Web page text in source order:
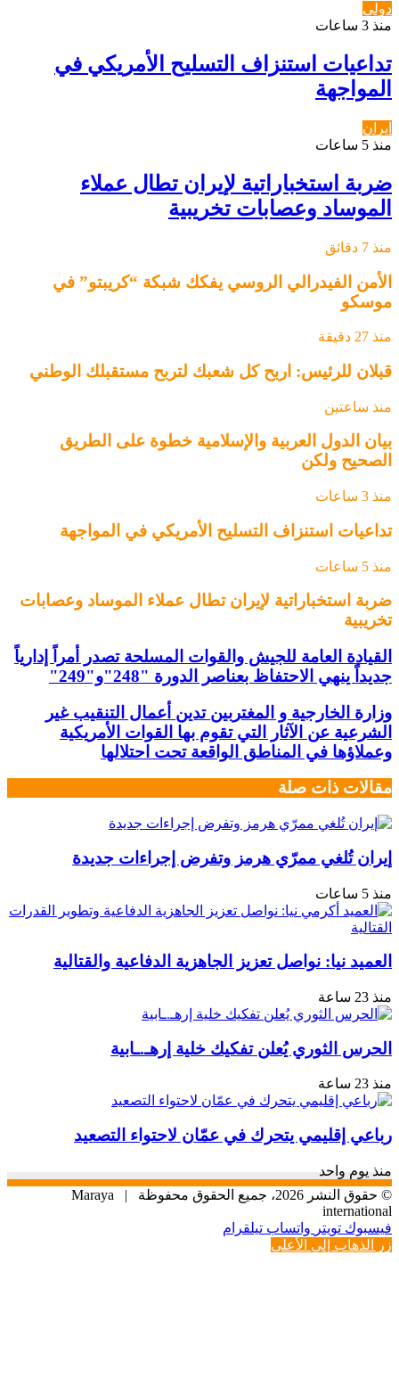
دولي
منذ 3 ساعات
تداعيات استنزاف التسليح الأمريكي في
المواجهة
ايران
منذ 5 ساعات
ضربة استخباراتية لإيران تطال عملاء
الموساد وعصابات تخريبية
منذ 7 دقائق
الأمن الفيدرالي الروسي يفكك شبكة “كريبتو” في
موسكو
منذ 27 دقيقة
قبلان للرئيس: اربح كل شعبك لتربح مستقبلك الوطني ‏
منذ ساعتين
بيان الدول العربية والإسلامية خطوة على الطريق
الصحيح ولكن
منذ 3 ساعات
تداعيات استنزاف التسليح الأمريكي في المواجهة
منذ 5 ساعات
ضربة استخباراتية لإيران تطال عملاء الموساد وعصابات
تخريبية
القيادة العامة للجيش والقوات المسلحة تصدر أمراً إدارياً
جديداً ينهي الاحتفاظ بعناصر الدورة "248"و"249"
وزارة الخارجية و المغتربين تدين أعمال التنقيب غير
الشرعية عن الآثار التي تقوم بها القوات الأمريكية
وعملاؤها في المناطق الواقعة تحت احتلالها
مقالات ذات صلة
إيران تُلغي ممرّي هرمز وتفرض إجراءات جديدة
منذ 5 ساعات
العميد نيا: نواصل تعزيز الجاهزية الدفاعية والقتالية
منذ 23 ساعة
الحرس الثوري يُعلن تفكيك خلية إرهـ.ـابية
منذ 23 ساعة
رباعي إقليمي يتحرك في عمّان لاحتواء التصعيد
منذ يوم واحد
© حقوق النشر 2026، جميع الحقوق محفوظة |
Maraya
international
فيسبوك تويتر واتساب تيلقرام
زر الذهاب إلى الأعلى